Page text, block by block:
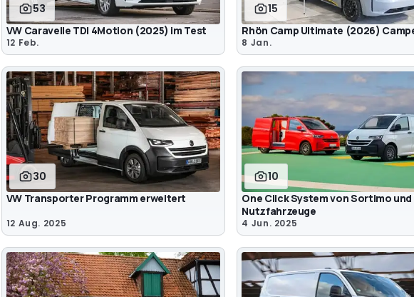
53
VW Caravelle TDI 4Motion (2025) im Test
12 Feb.
15
Rhön Camp Ultimate (2026)
8 Jan.
30
VW Transporter Programm erweitert
12 Aug. 2025
10
One Click System von Sortimo und
Nutzfahrzeuge
4 Jun. 2025